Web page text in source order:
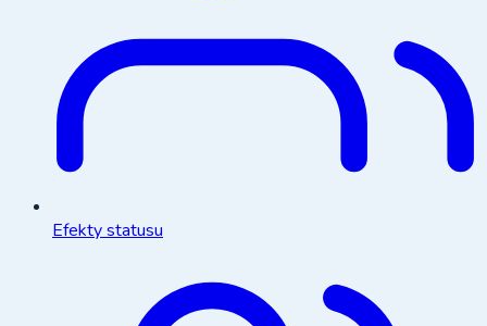
Efekty statusu